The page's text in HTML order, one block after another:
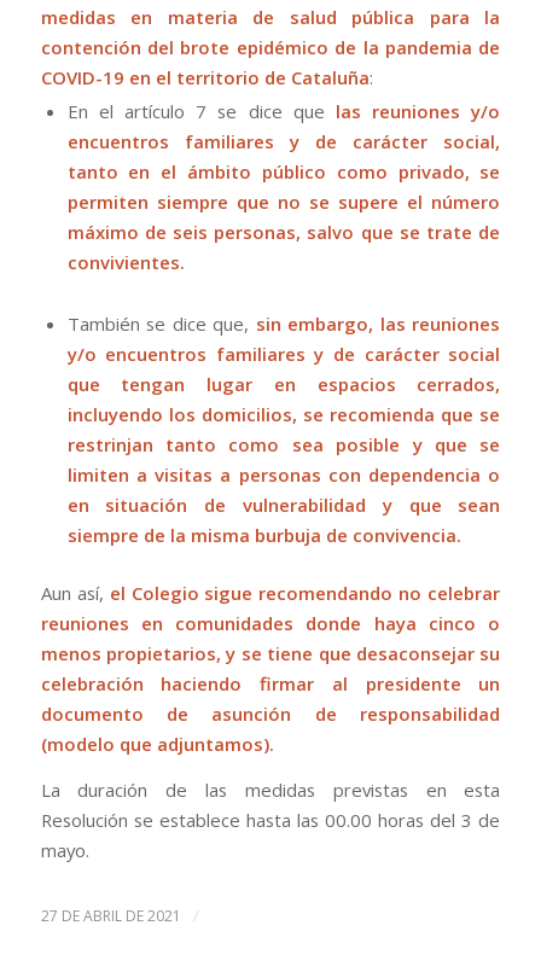
medidas en materia de salud pública para la
contención del brote epidémico de la pandemia de
COVID-19 en el territorio de Cataluña:
En el artículo 7 se dice que las reuniones y/o
encuentros familiares y de carácter social,
tanto en el ámbito público como privado, se
permiten siempre que no se supere el número
máximo de seis personas, salvo que se trate de
convivientes.
También se dice que, sin embargo, las reuniones
y/o encuentros familiares y de carácter social
que tengan lugar en espacios cerrados,
incluyendo los domicilios, se recomienda que se
restrinjan tanto como sea posible y que se
limiten a visitas a personas con dependencia o
en situación de vulnerabilidad y que sean
siempre de la misma burbuja de convivencia.
Aun así, el Colegio sigue recomendando no celebrar
reuniones en comunidades donde haya cinco o
menos propietarios, y se tiene que desaconsejar su
celebración haciendo firmar al presidente un
documento de asunción de responsabilidad
(modelo que adjuntamos).
La duración de las medidas previstas en esta
Resolución se establece hasta las 00.00 horas del 3 de
mayo.
27 DE ABRIL DE 2021 /